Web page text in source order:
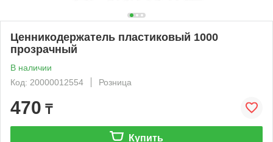
Ценникодержатель пластиковый 1000
прозрачный
В наличии
Код: 20000012554
Розница
470 ₸
Купить